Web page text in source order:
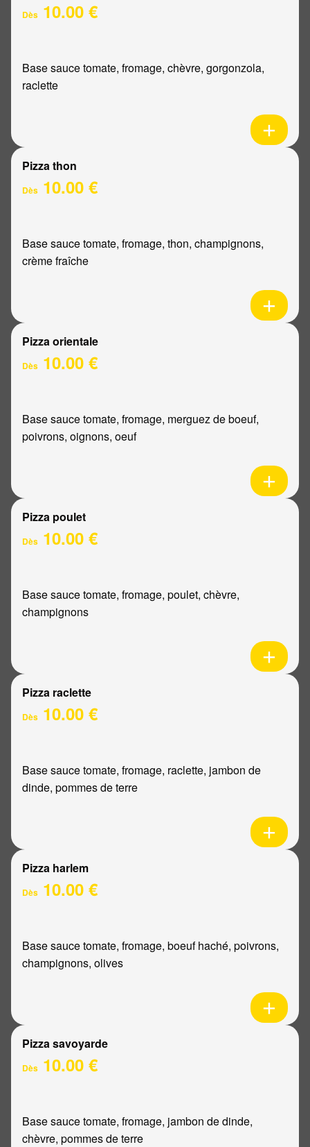
Dès 10.00 €
Base sauce tomate, fromage, chèvre, gorgonzola,
raclette
Pizza thon
Dès 10.00 €
Base sauce tomate, fromage, thon, champignons,
crème fraîche
Pizza orientale
Dès 10.00 €
Base sauce tomate, fromage, merguez de boeuf,
poivrons, oignons, oeuf
Pizza poulet
Dès 10.00 €
Base sauce tomate, fromage, poulet, chèvre,
champignons
Pizza raclette
Dès 10.00 €
Base sauce tomate, fromage, raclette, jambon de
dinde, pommes de terre
Pizza harlem
Dès 10.00 €
Base sauce tomate, fromage, boeuf haché, poivrons,
champignons, olives
Pizza savoyarde
Dès 10.00 €
Base sauce tomate, fromage, jambon de dinde,
chèvre, pommes de terre